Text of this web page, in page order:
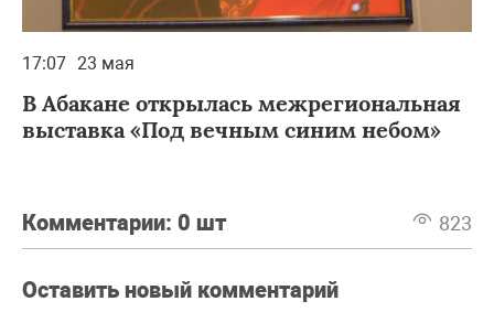
17:07 23 мая
В Абакане открылась межрегиональная
выставка «Под вечным синим небом»
Комментарии: 0 шт 823
Оставить новый комментарий